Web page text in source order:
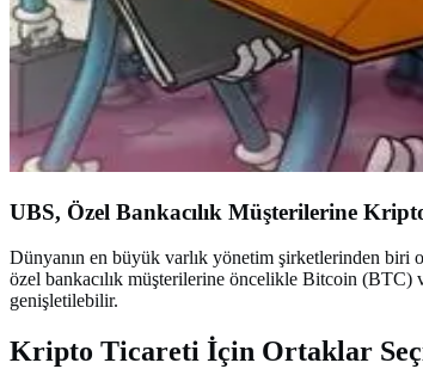
UBS, Özel Bankacılık Müşterilerine
Dünyanın en büyük varlık yönetim şirketlerinden
özel bankacılık müşterilerine öncelikle Bitcoin
genişletilebilir.
Kripto Ticareti İçin Ortaklar